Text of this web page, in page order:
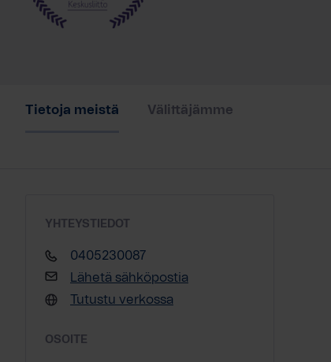
Tietoja meistä
Välittäjämme
YHTEYSTIEDOT
0405230087
Lähetä sähköpostia
Tutustu verkossa
OSOITE